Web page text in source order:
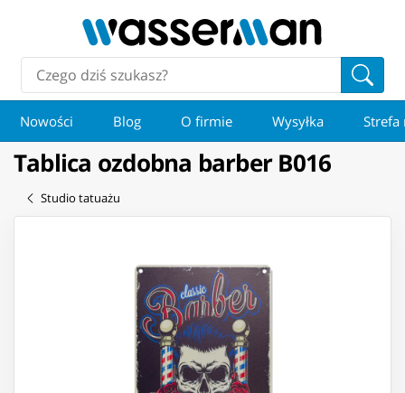
Nowości Blog O firmie Wysyłka Strefa
Tablica ozdobna barber B016
Studio tatuażu